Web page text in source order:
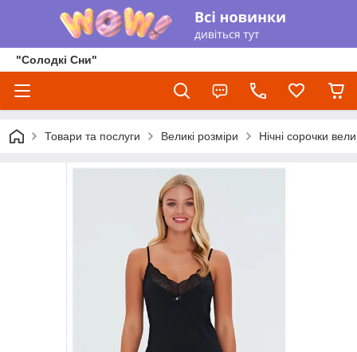
"Солодкі Сни"
Товари та послуги Великі розміри Нічні сорочки